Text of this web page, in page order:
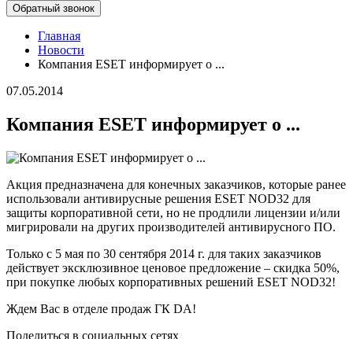
Обратный звонок
Главная
Новости
Компания ESET информирует о ...
07.05.2014
Компания ESET информирует о ...
Акция предназначена для конечных заказчиков, которые ранее
использовали антивирусные решения ESET NOD32 для
защиты корпоративной сети, но не продлили лицензии и/или
мигрировали на других производителей антивирусного ПО.
Только с 5 мая по 30 сентября 2014 г. для таких заказчиков
действует эксклюзивное ценовое предложение – скидка 50%,
при покупке любых корпоративных решений ESET NOD32!
Ждем Вас в отделе продаж ГК DA!
Поделиться в социальных сетях